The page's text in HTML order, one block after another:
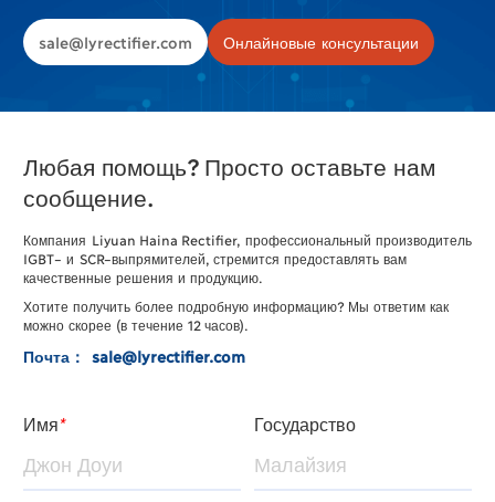
sale@lyrectifier.com Онлайновые консультации
Любая помощь? Просто оставьте нам
сообщение.
Компания Liyuan Haina Rectifier, профессиональный производитель
IGBT– и SCR–выпрямителей, стремится предоставлять вам
качественные решения и продукцию.
Хотите получить более подробную информацию? Мы ответим как
можно скорее (в течение 12 часов)
Почта： sale@lyrectifier.com